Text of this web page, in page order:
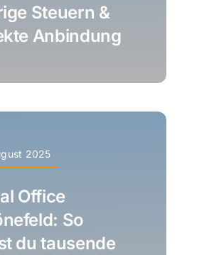
Steuern &
Anbindung
2025
Office
So
du tausende